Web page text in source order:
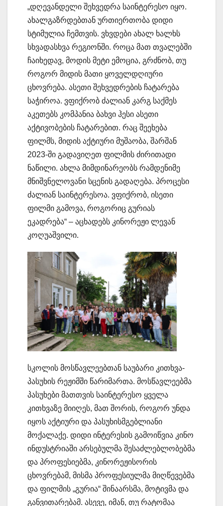
„დღევანდელი შეხვედრა საინტერესო იყო.
ახალგაზრდებთან ურთიერთობა დიდი
სტიმულია ჩემთვის. ვხვდები ახალ ხალხს
სხვადასხვა რეგიონში. როცა მათ თვალებში
ჩაიხედავ, მოდის მეტი ემოცია, გრძნობ, თუ
როგორ მიდის მათი ყოველდღიური
ცხოვრება. ასეთი შეხვედრების ჩატარება
საჭიროა. ვფიქრობ ძალიან კარგ საქმეს
აკეთებს კომპანია ბახვი ჰესი ასეთი
აქტივობების ჩატარებით. რაც შეეხება
ფილმს, მიდის აქტიური მუშაობა, შარშან
2023-ში გადავიღეთ ფილმის ძირითადი
ნაწილი. ახლა მიმდინარეობს რამდენიმე
მნიშვნელოვანი სცენის გადაღება. პროცესი
ძალიან საინტერესოა. ვფიქრობ, ისეთი
ფილმი გამოვა, როგორიც გურიას
ეკადრება“ – აცხადებს კინორეჟი ლევან
კოღუაშვილი.
სკოლის მოსწავლეებთან საუბარი კითხვა-
პასუხის რეჟიმში წარიმართა. მოსწავლეებმა
პასუხები მათთვის საინტერესო ყველა
კითხვაზე მიიღეს, მათ შორის, როგორ უნდა
იყოს აქტიური და პასუხისმგებლიანი
მოქალაქე. დიდი ინტერესის გამოიწვია კინო
ინდუსტრიაში არსებულმა შესაძლებლობებმა
და პროფესიებმა, კინორეჟისორის
ცხოვრებამ, მისმა პროფესიულმა მიღწევებმა
და ფილმის „გურია“ შინაარსმა, მოტივმა და
განვითარებამ. ასევე, იმან, თუ რატომაა